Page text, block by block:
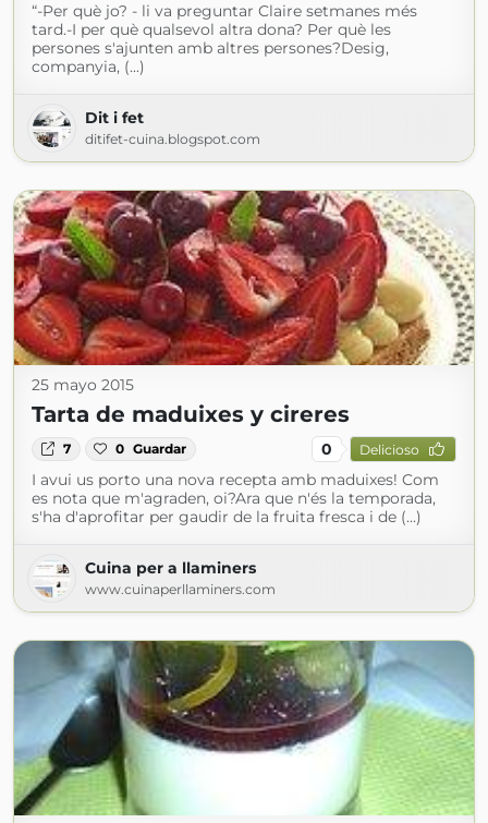
“-Per què jo? - li va preguntar Claire setmanes més
tard.-I per què qualsevol altra dona? Per què les
persones s'ajunten amb altres persones?Desig,
companyia, (...)
Dit i fet
ditifet-cuina.blogspot.com
25 mayo 2015
Tarta de maduixes y cireres
7 0 Guardar 0 Delicioso
I avui us porto una nova recepta amb maduixes! Com
es nota que m'agraden, oi?Ara que n'és la temporada,
s'ha d'aprofitar per gaudir de la fruita fresca i de (...)
Cuina per a llaminers
www.cuinaperllaminers.com